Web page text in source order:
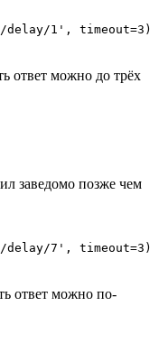
delay/1', timeout=3)
ответ можно до трёх
заведомо позже чем
delay/7', timeout=3)
ответ можно по-